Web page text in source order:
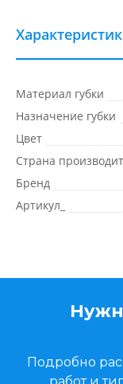
Материал губки
Назначение губки
Цвет
Страна
Бренд
Артикул_
Подробно
работ и